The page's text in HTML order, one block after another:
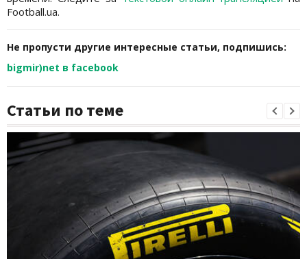
Football.ua.
Не пропусти другие интересные статьи, подпишись:
bigmir)net в facebook
Статьи по теме